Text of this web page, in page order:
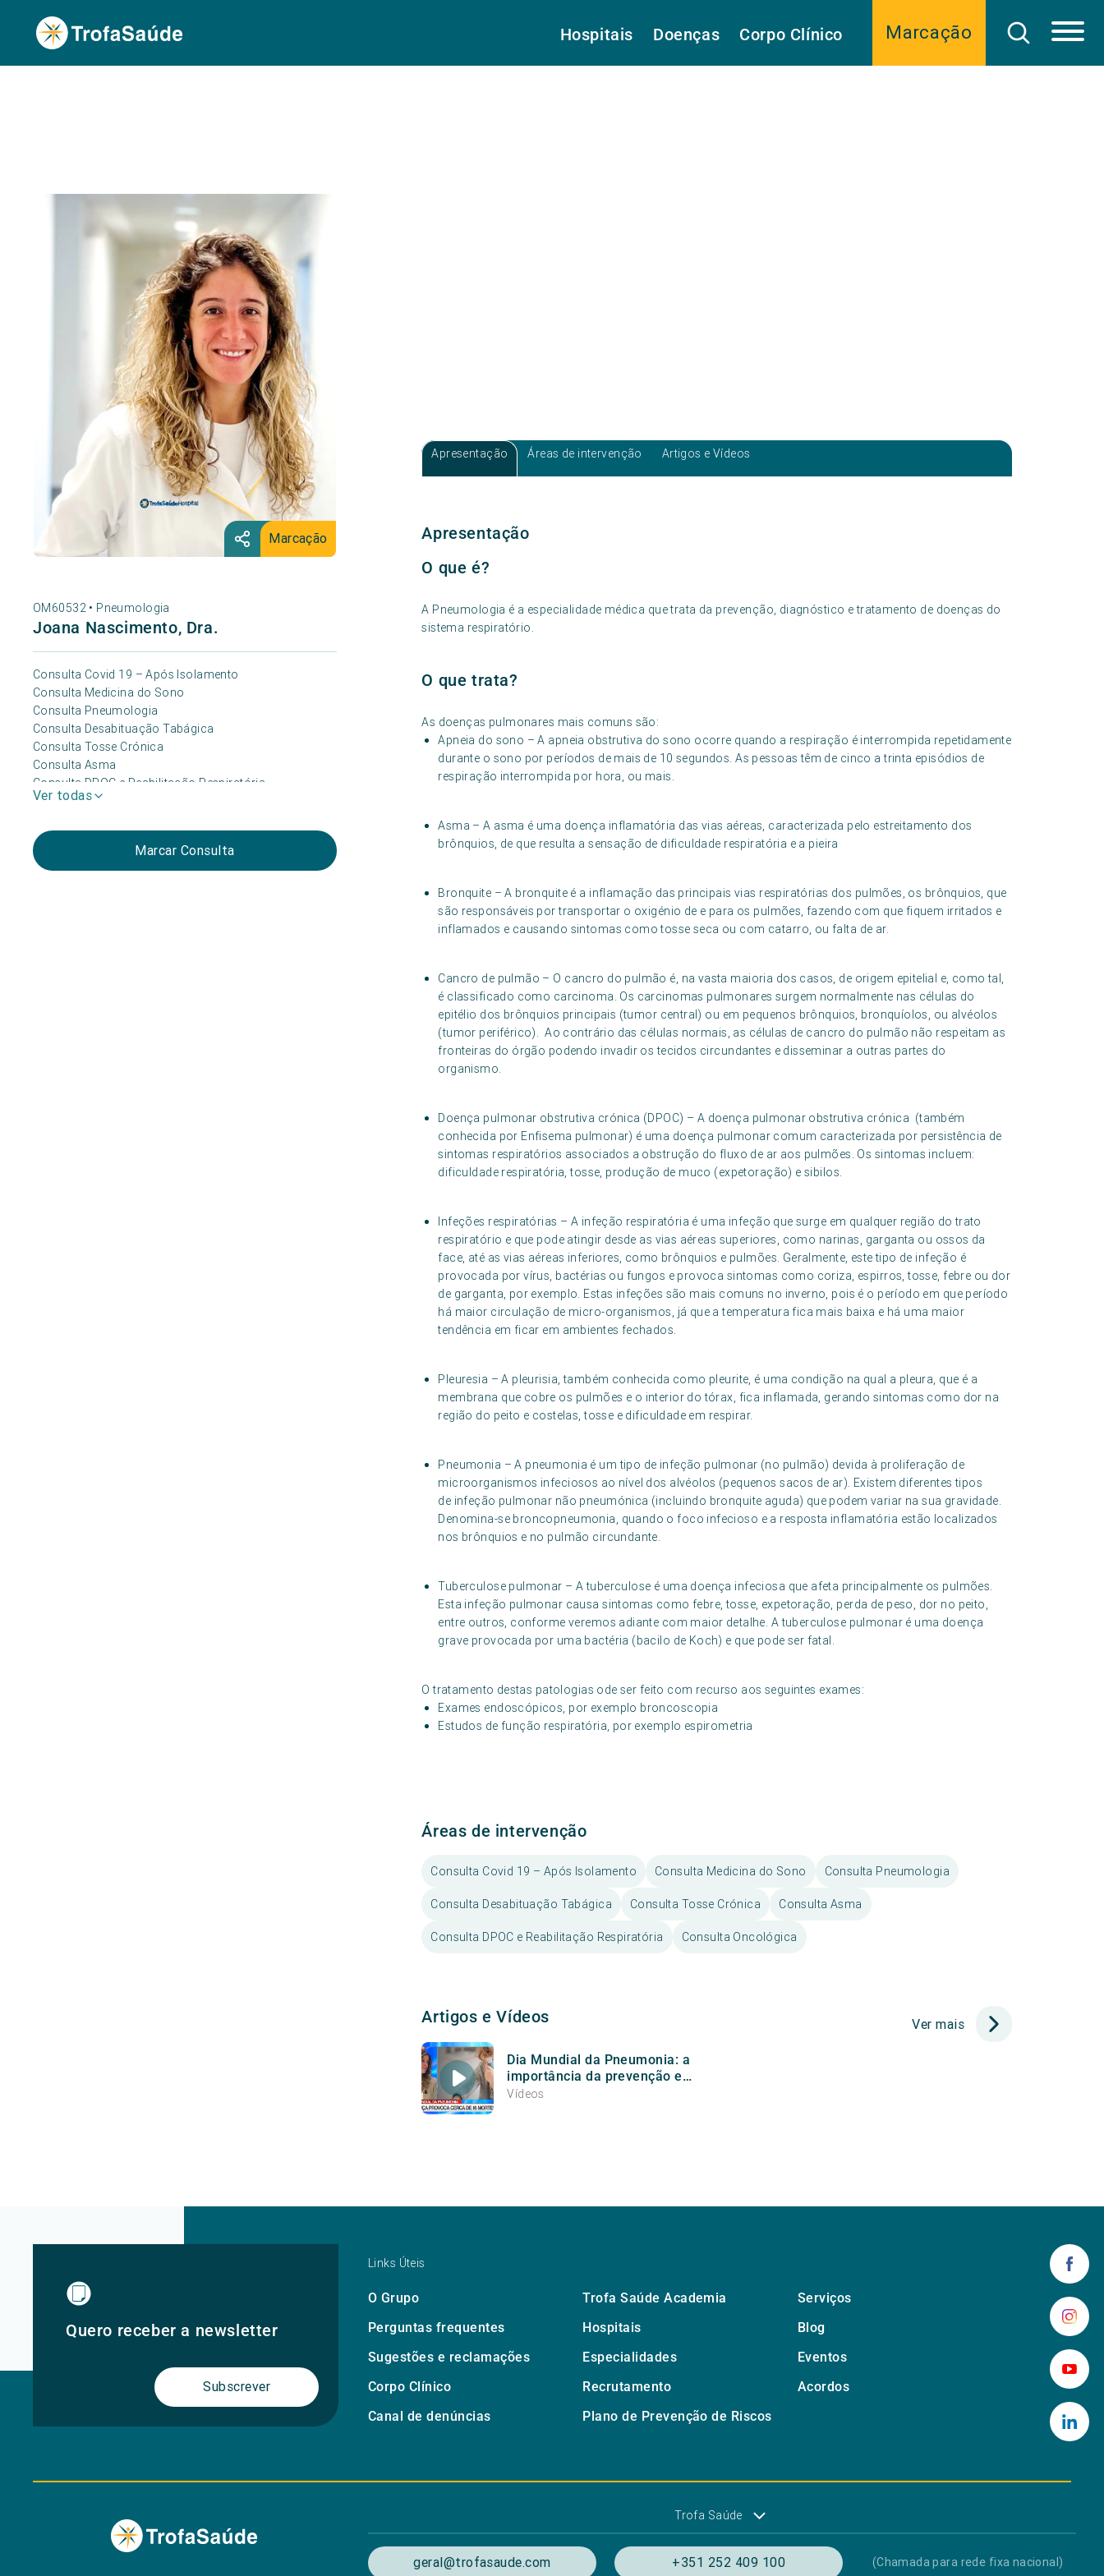
Marcação
Hospitais Doenças Corpo Clínico
Marcação
OM60532 • Pneumologia
Joana Nascimento, Dra.
Consulta Covid 19 – Após Isolamento
Consulta Medicina do Sono
Consulta Pneumologia
Consulta Desabituação Tabágica
Consulta Tosse Crónica
Consulta Asma
Consulta DPOC e Reabilitação Respiratória
Consulta Oncológica
Ver todas
Marcar Consulta
Apresentação Áreas de intervenção Artigos e Vídeos
Apresentação
O que é?
A Pneumologia é a especialidade médica que trata da prevenção, diagnóstico e tratamento de doenças do
sistema respiratório.
O que trata?
As doenças pulmonares mais comuns são:
Apneia do sono – A apneia obstrutiva do sono ocorre quando a respiração é interrompida repetidamente
durante o sono por períodos de mais de 10 segundos. As pessoas têm de cinco a trinta episódios de
respiração interrompida por hora, ou mais.
Asma – A asma é uma doença inflamatória das vias aéreas, caracterizada pelo estreitamento dos
brônquios, de que resulta a sensação de dificuldade respiratória e a pieira
Bronquite – A bronquite é a inflamação das principais vias respiratórias dos pulmões, os brônquios, que
são responsáveis por transportar o oxigénio de e para os pulmões, fazendo com que fiquem irritados e
inflamados e causando sintomas como tosse seca ou com catarro, ou falta de ar.
Cancro de pulmão – O cancro do pulmão é, na vasta maioria dos casos, de origem epitelial e, como tal,
é classificado como carcinoma. Os carcinomas pulmonares surgem normalmente nas células do
epitélio dos brônquios principais (tumor central) ou em pequenos brônquios, bronquíolos, ou alvéolos
(tumor periférico). Ao contrário das células normais, as células de cancro do pulmão não respeitam as
fronteiras do órgão podendo invadir os tecidos circundantes e disseminar a outras partes do
organismo.
Doença pulmonar obstrutiva crónica (DPOC) – A doença pulmonar obstrutiva crónica (também
conhecida por Enfisema pulmonar) é uma doença pulmonar comum caracterizada por persistência de
sintomas respiratórios associados a obstrução do fluxo de ar aos pulmões. Os sintomas incluem:
dificuldade respiratória, tosse, produção de muco (expetoração) e sibilos.
Infeções respiratórias – A infeção respiratória é uma infeção que surge em qualquer região do trato
respiratório e que pode atingir desde as vias aéreas superiores, como narinas, garganta ou ossos da
face, até as vias aéreas inferiores, como brônquios e pulmões. Geralmente, este tipo de infeção é
provocada por vírus, bactérias ou fungos e provoca sintomas como coriza, espirros, tosse, febre ou dor
de garganta, por exemplo. Estas infeções são mais comuns no inverno, pois é o período em que período
há maior circulação de micro-organismos, já que a temperatura fica mais baixa e há uma maior
tendência em ficar em ambientes fechados.
Pleuresia – A pleurisia, também conhecida como pleurite, é uma condição na qual a pleura, que é a
membrana que cobre os pulmões e o interior do tórax, fica inflamada, gerando sintomas como dor na
região do peito e costelas, tosse e dificuldade em respirar.
Pneumonia – A pneumonia é um tipo de infeção pulmonar (no pulmão) devida à proliferação de
microorganismos infeciosos ao nível dos alvéolos (pequenos sacos de ar). Existem diferentes tipos
de infeção pulmonar não pneumónica (incluindo bronquite aguda) que podem variar na sua gravidade.
Denomina-se broncopneumonia, quando o foco infecioso e a resposta inflamatória estão localizados
nos brônquios e no pulmão circundante.
Tuberculose pulmonar – A tuberculose é uma doença infeciosa que afeta principalmente os pulmões.
Esta infeção pulmonar causa sintomas como febre, tosse, expetoração, perda de peso, dor no peito,
entre outros, conforme veremos adiante com maior detalhe. A tuberculose pulmonar é uma doença
grave provocada por uma bactéria (bacilo de Koch) e que pode ser fatal.
O tratamento destas patologias ode ser feito com recurso aos seguintes exames:
Exames endoscópicos, por exemplo broncoscopia
Estudos de função respiratória, por exemplo espirometria
Áreas de intervenção
Consulta Covid 19 – Após Isolamento Consulta Medicina do Sono Consulta Pneumologia
Consulta Desabituação Tabágica Consulta Tosse Crónica Consulta Asma
Consulta DPOC e Reabilitação Respiratória Consulta Oncológica
Artigos e Vídeos Ver mais
Dia Mundial da Pneumonia: a
importância da prevenção e
de um tratamento adequado
Vídeos
Quero receber a newsletter
Subscrever
Links Úteis
O Grupo Trofa Saúde Academia
Serviços
Perguntas frequentes
Hospitais
Blog
Sugestões e reclamações
Especialidades
Eventos
Corpo Clínico
Recrutamento
Acordos
Canal de denúncias
Plano de Prevenção de Riscos
Trofa Saúde
geral@trofasaude.com +351 252 409 100 (Chamada para rede fixa nacional)